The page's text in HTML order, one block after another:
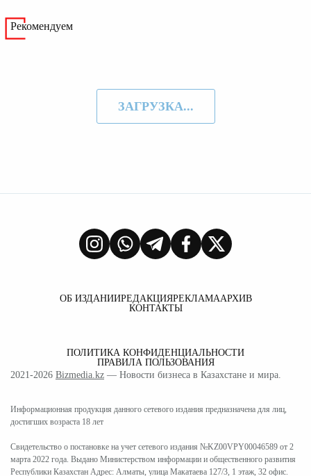
Рекомендуем
ЗАГРУЗКА...
ОБ ИЗДАНИИРЕДАКЦИЯРЕКЛАМААРХИВ
КОНТАКТЫ
ПОЛИТИКА КОНФИДЕНЦИАЛЬНОСТИ
ПРАВИЛА ПОЛЬЗОВАНИЯ
2021-2026 Bizmedia.kz — Новости бизнеса в Казахстане и мира.
Информационная продукция данного сетевого издания предназначена для лиц,
достигших возраста 18 лет
Свидетельство о постановке на учет сетевого издания №KZ00VPY00046589 от 2
марта 2022 года. Выдано Министерством информации и общественного развития
Республики Казахстан Адрес: Алматы, улица Макатаева 127/3, 1 этаж, 32 офис.